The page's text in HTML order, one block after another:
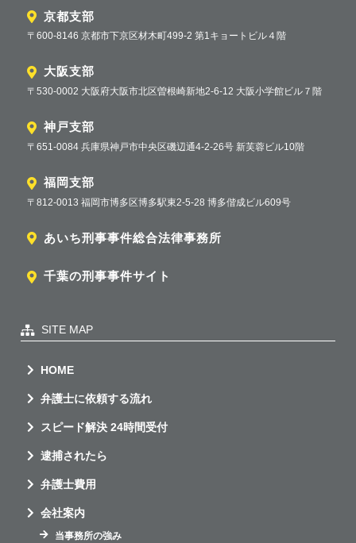
京都支部
〒600-8146 京都市下京区材木町499-2 第1キョートビル４階
大阪支部
〒530-0002 大阪府大阪市北区曽根崎新地2-6-12 大阪小学館ビル７階
神戸支部
〒651-0084 兵庫県神戸市中央区磯辺通4-2-26号 新芙蓉ビル10階
福岡支部
〒812-0013 福岡市博多区博多駅東2-5-28 博多偕成ビル609号
あいち刑事事件総合法律事務所
千葉の刑事事件サイト
SITE MAP
HOME
弁護士に依頼する流れ
スピード解決 24時間受付
逮捕されたら
弁護士費用
会社案内
当事務所の強み